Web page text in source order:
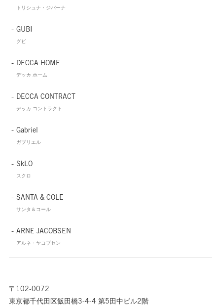
トリシュナ・ジバーナ
GUBI
グビ
DECCA HOME
デッカ ホーム
DECCA CONTRACT
デッカ コントラクト
Gabriel
ガブリエル
SkLO
スクロ
SANTA & COLE
サンタ＆コール
ARNE JACOBSEN
アルネ・ヤコブセン
〒102-0072
東京都千代田区飯田橋3-4-4 第5田中ビル2階